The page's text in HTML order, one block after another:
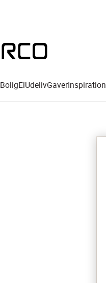
BoligElUdelivGaverInspiration